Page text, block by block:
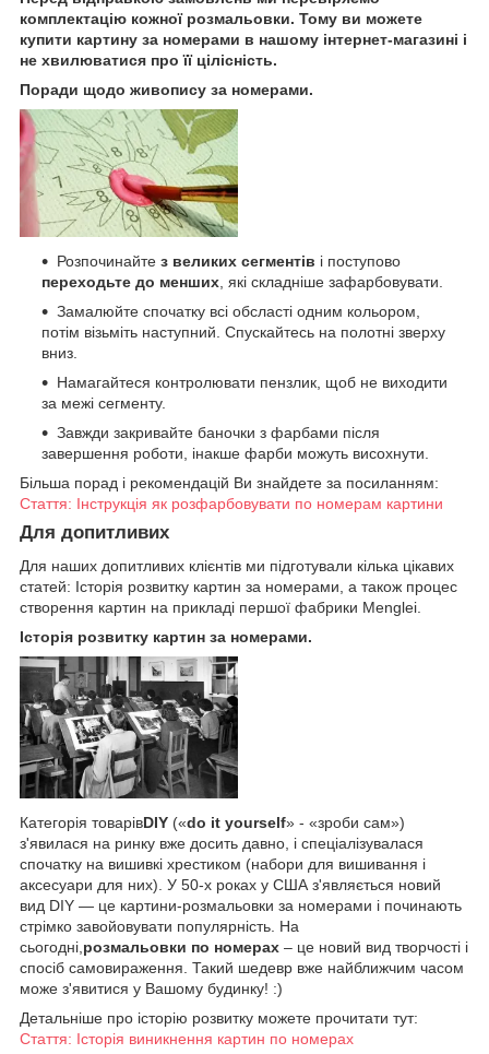
комплектацію кожної розмальовки. Тому ви можете
купити картину за номерами в нашому інтернет-магазині і
не хвилюватися про її цілісність.
Поради щодо живопису за номерами.
Розпочинайте з великих сегментів і поступово
переходьте до менших , які складніше зафарбовувати.
Замалюйте спочатку всі обсласті одним кольором,
потім візьміть наступний. Спускайтесь на полотні зверху
вниз.
Намагайтеся контролювати пензлик, щоб не виходити
за межі сегменту.
Завжди закривайте баночки з фарбами після
завершення роботи, інакше фарби можуть висохнути.
Більша порад і рекомендацій Ви знайдете за посиланням:
Стаття: Інструкція як розфарбовувати по номерам картини
Для допитливих
Для наших допитливих клієнтів ми підготували кілька цікавих
статей: Історія розвитку картин за номерами, а також процес
створення картин на прикладі першої фабрики Menglei.
Історія розвитку картин за номерами.
Категорія товарівDIY («do it yourself» - «зроби сам»)
з'явилася на ринку вже досить давно, і спеціалізувалася
спочатку на вишивкі хрестиком (набори для вишивання і
аксесуари для них). У 50-х роках у США з'являється новий
вид DIY — це картини-розмальовки за номерами і починають
стрімко завойовувати популярність. На
сьогодні,розмальовки по номерах – це новий вид творчості і
спосіб самовираження. Такий шедевр вже найближчим часом
може з'явитися у Вашому будинку! :)
Детальніше про історію розвитку можете прочитати тут:
Стаття: Історія виникнення картин по номерах